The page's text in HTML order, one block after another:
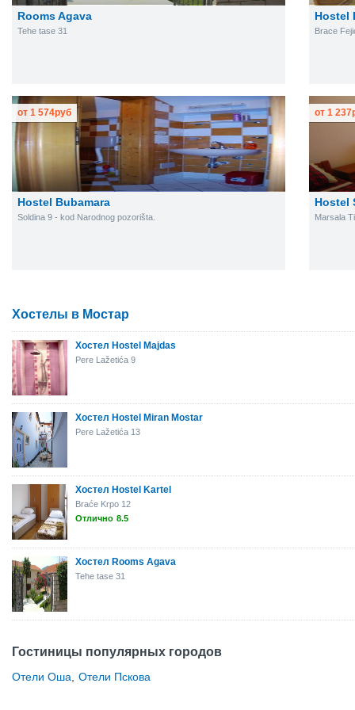
Rooms Agava
Tehe tase 31
Hostel
Brace
Hostel Bubamara
Soldina 9 - kod Narodnog pozorišta.
от 1 574руб
Hostel
Marsala
от 1 237
Хостелы в Мостар
Хостел Hostel Majdas
Pere Lažetića 9
Хостел Hostel Miran Mostar
Pere Lažetića 13
Хостел Hostel Kartel
Braće Krpo 12
Отлично 8.5
Хостел Rooms Agava
Tehe tase 31
Гостиницы популярных городов
Отели Оша Отели Пскова